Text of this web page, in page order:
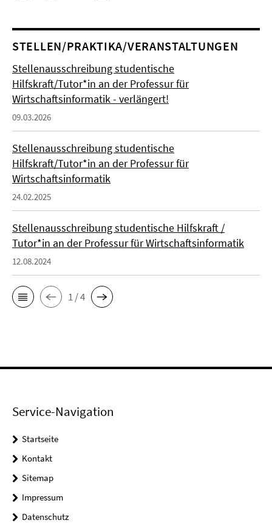
STELLEN/PRAKTIKA/VERANSTALTUNGEN
Stellenausschreibung studentische
Hilfskraft/Tutor*in an der Professur für
Wirtschaftsinformatik - verlängert!
09.03.2026
Stellenausschreibung studentische
Hilfskraft/Tutor*in an der Professur für
Wirtschaftsinformatik
24.02.2025
Stellenausschreibung studentische Hilfskraft /
Tutor*in an der Professur für Wirtschaftsinformatik
12.08.2024
1 / 4
Service-Navigation
Startseite
Kontakt
Sitemap
Impressum
Datenschutz